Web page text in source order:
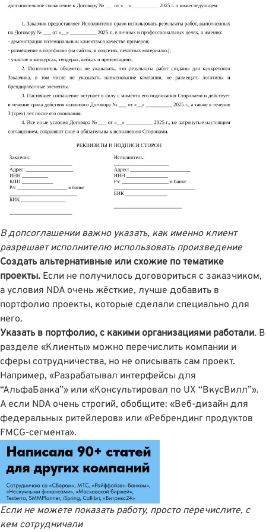
В допсоглашении важно указать, как именно клиент
разрешает исполнителю использовать произведение
Создать альтернативные или схожие по тематике
проекты. Если не получилось договориться с заказчиком,
а условия NDA очень жёсткие, лучше добавить в
портфолио проекты, которые сделали специально для
него.
Указать в портфолио, с какими организациями работали. В
разделе «Клиенты» можно перечислить компании и
сферы сотрудничества, но не описывать сам проект.
Например, «Разрабатывал интерфейсы для
“АльфаБанка”» или «Консультировал по UX “ВкусВилл”».
А если NDA очень строгий, обобщите: «Веб-дизайн для
федеральных ритейлеров» или «Ребрендинг продуктов
FMCG-сегмента».
Если не можете показать работу, просто перечислите, с
кем сотрудничали